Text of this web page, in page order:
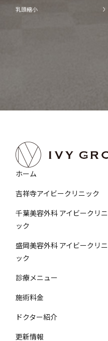
乳頭縮小
ホーム
吉祥寺アイビークリニック
千葉美容外科 アイビークリニ
ック
盛岡美容外科 アイビークリニ
ック
診療メニュー
施術料金
ドクター紹介
更新情報